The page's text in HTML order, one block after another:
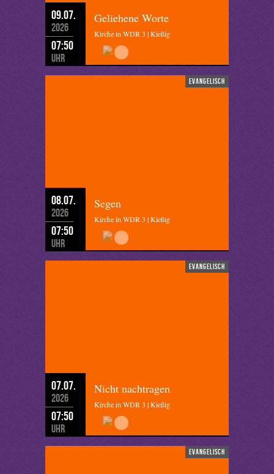
09.07.
2026
07:50
Uhr
Geliehene Worte
Kirche in WDR 3 | Kießig
evangelisch
08.07.
2026
07:50
Uhr
Segen
Kirche in WDR 3 | Kießig
evangelisch
07.07.
2026
07:50
Uhr
Nicht nachtragen
Kirche in WDR 3 | Kießig
evangelisch